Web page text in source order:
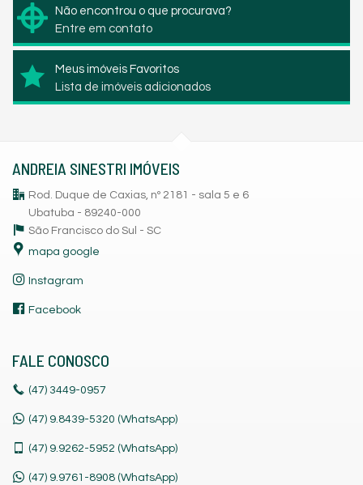
Não encontrou o que procurava?
Entre em contato
Meus imóveis Favoritos
Lista de imóveis adicionados
ANDREIA SINESTRI IMÓVEIS
Rod. Duque de Caxias, nº 2181 - sala 5 e 6
Ubatuba - 89240-000
São Francisco do Sul - SC
mapa google
Instagram
Facebook
FALE CONOSCO
(47) 3449-0957
(47) 9.8439-5320 (WhatsApp)
(47) 9.9262-5952 (WhatsApp)
(47) 9.9761-8908 (WhatsApp)